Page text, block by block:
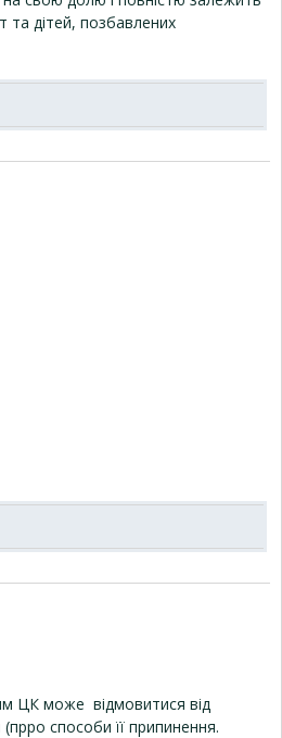
та дітей, позбавлених
ЦК може відмовитися від
способи її припинення.